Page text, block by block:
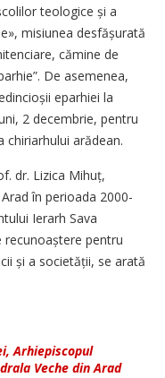
teologice și a
misiunea desfă­șurată
cămine de
De asemenea,
eparhiei la
2 decembrie, pentru
chiriarhului arădean.
dr. Lizica Mihuț,
în perioada 2000-
Ierarh Sava
recunoaș­tere pentru
și a socie­tății, se arată
Arhiepiscopul
Veche din Arad